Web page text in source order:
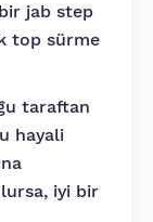
jab step
top sürme
taraftan
hayali
iyi bir